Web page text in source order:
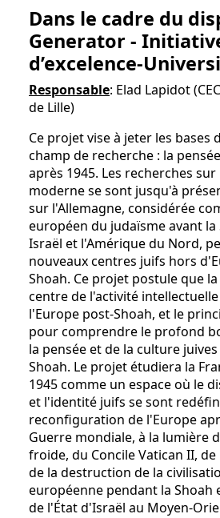
Dans le cadre du
Generator -
d’excelence-
Responsable: Elad Lapidot
de Lille)
Ce projet vise à jeter les bases
champ de recherche : la
après 1945. Les recherches
moderne se sont jusqu'à
sur l'Allemagne, considérée
européen du judaïsme avant la
Israël et l'Amérique du Nord,
nouveaux centres juifs hors
Shoah. Ce projet postule que
centre de l'activité
l'Europe post-Shoah, et le
pour comprendre le profond
la pensée et de la culture
Shoah. Le projet étudiera la
1945 comme un espace où le
et l'identité juifs se sont
reconfiguration de l'Europe
Guerre mondiale, à la lumière
froide, du Concile Vatican II,
de la destruction de la
européenne pendant la Shoah
de l'État d'Israël au Moyen-